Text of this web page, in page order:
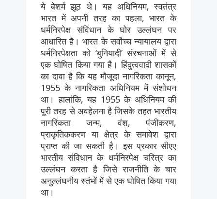
ये बेशर्म झूठ थे। यह अधिनियम, स्वतंत्र
भारत में अपनी तरह का पहला, भारत के
धर्मनिरपेक्ष संविधान के घोर उल्लंघन पर
आधारित है। भारत के सर्वोच्च न्यायालय द्वारा
धर्मनिरपेक्षता को ‘बुनियादी’ संरचनाओं में से
एक घोषित किया गया है। हिंदुत्ववादी शासकों
का दावा है कि यह मौजूदा नागरिकता कानून,
1955 के नागरिकता अधिनियम में संशोधन
था। हालांकि, यह 1955 के अधिनियम की
पूरी तरह से अवहेलना है जिसके तहत भारतीय
नागरिकता जन्म, वंश, पंजीकरण,
प्राकृतिककरण या क्षेत्र के समावेश द्वारा
प्राप्त की जा सकती है। इस प्रकार सीएए
भारतीय संविधान के धर्मनिरपेक्ष चरित्र का
उल्लंघन करता है जिसे राजनीति के चार
अनुल्लंघनीय स्तंभों में से एक घोषित किया गया
था।